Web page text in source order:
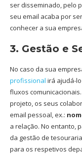
ser disseminado, pelo
seu email acaba por
conhecer a sua
3. Gestão e
No caso da sua
profissional irá ajudá-
fluxos
projeto, os seus
email pessoal, ex.:
a relação. No entanto,
da gestão de
para os respetivos